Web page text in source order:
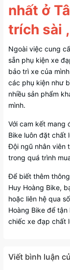
nhất ở
trích sài
Ngoài việc cung
sẵn phụ kiện xe
bảo trì xe của
các phụ kiện như
nhiều sản phẩm
mình.
Với cam kết mang
Bike luôn đặt chất
Đội ngũ nhân viên
trong quá trình
Để biết thêm
Huy Hoàng Bike,
hoặc liên hệ qua
Hoàng Bike để
chiếc xe đạp chất
Viết bình luận